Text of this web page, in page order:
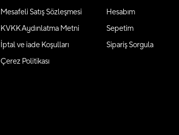
Mesafeli Satış Sözleşmesi
KVKK Aydınlatma Metni
İptal ve iade Koşulları
Çerez Politikası
Hesabım
Sepetim
Sipariş Sorgula